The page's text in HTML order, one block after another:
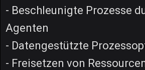
- Beschleunigte Prozesse
Agenten
- Datengestützte
- Freisetzen von